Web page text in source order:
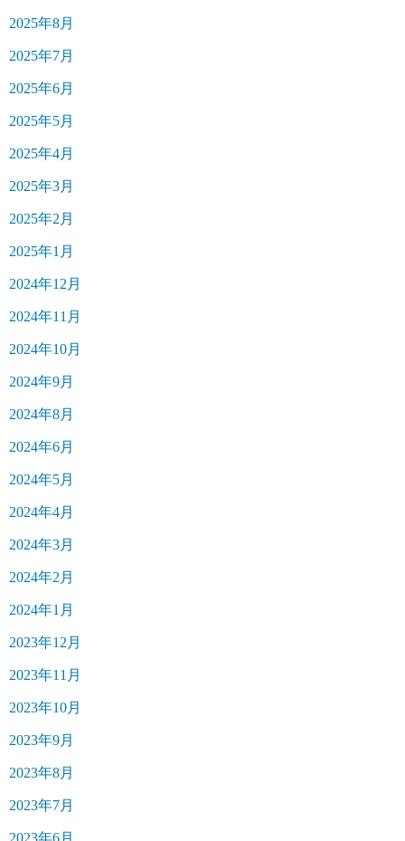
2025年8月
2025年7月
2025年6月
2025年5月
2025年4月
2025年3月
2025年2月
2025年1月
2024年12月
2024年11月
2024年10月
2024年9月
2024年8月
2024年6月
2024年5月
2024年4月
2024年3月
2024年2月
2024年1月
2023年12月
2023年11月
2023年10月
2023年9月
2023年8月
2023年7月